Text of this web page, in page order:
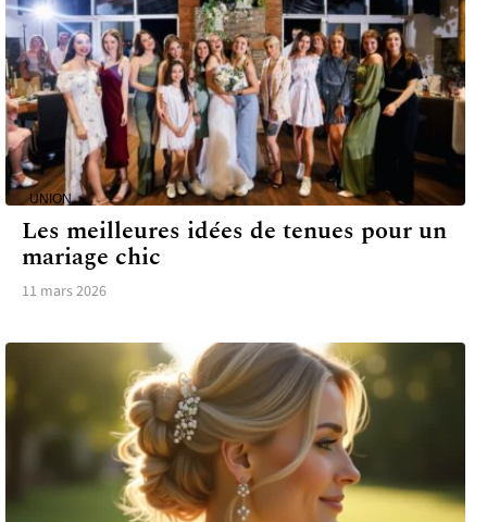
UNION
Les meilleures idées de tenues pour un
mariage chic
11 mars 2026